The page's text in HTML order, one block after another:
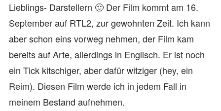
Lieblings- Darstellern 🙂 Der Film kommt am 16.
September auf RTL2, zur gewohnten Zeit. Ich kann
aber schon eins vorweg nehmen, der Film kam
bereits auf Arte, allerdings in Englisch. Er ist noch
ein Tick kitschiger, aber dafür witziger (hey, ein
Reim). Diesen Film werde ich in jedem Fall in
meinem Bestand aufnehmen.